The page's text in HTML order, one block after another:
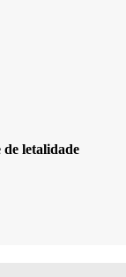
letalidade